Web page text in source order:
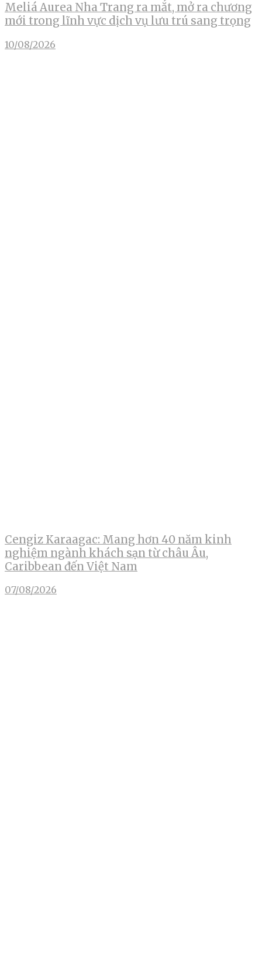
Meliá Aurea Nha Trang ra mắt, mở ra chương
mới trong lĩnh vực dịch vụ lưu trú sang trọng
10/08/2026
Cengiz Karaagac: Mang hơn 40 năm kinh
nghiệm ngành khách sạn từ châu Âu,
Caribbean đến Việt Nam
07/08/2026